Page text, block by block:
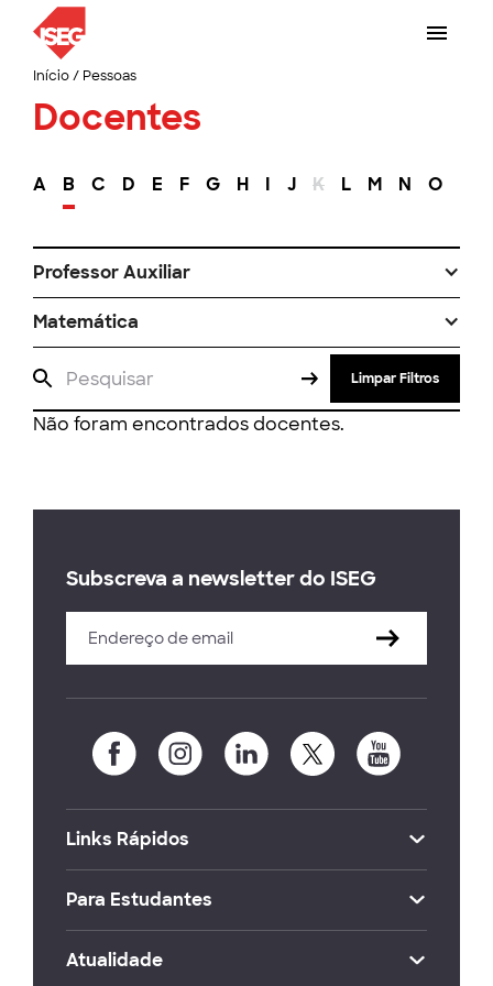
Início/ Pessoas
Docentes
A B C D E F G H I J K L M N O
Professor Auxiliar
Matemática
Limpar Filtros
Não foram encontrados docentes.
Subscreva a newsletter do ISEG
Links Rápidos
Para Estudantes
Atualidade